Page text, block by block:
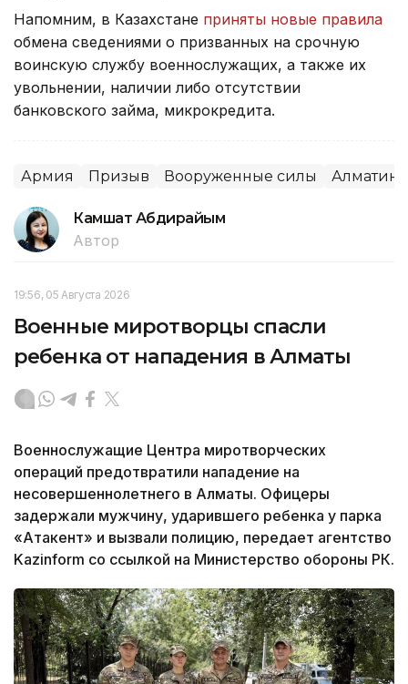
Напомним, в Казахстане приняты новые правила
обмена сведениями о призванных на срочную
воинскую службу военнослужащих, а также их
увольнении, наличии либо отсутствии
банковского займа, микрокредита.
Армия Призыв Вооруженные силы
Камшат Абдирайым
Автор
19:56, 05 Августа 2026
Военные миротворцы спасли
ребенка от нападения в Алматы
Военнослужащие Центра миротворческих
операций предотвратили нападение на
несовершеннолетнего в Алматы. Офицеры
задержали мужчину, ударившего ребенка у парка
«Атакент» и вызвали полицию, передает агентство
Kazinform со ссылкой на Министерство обороны РК.